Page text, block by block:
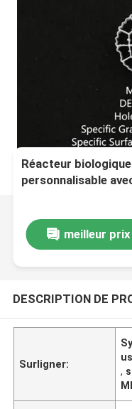
Réacteur
personnalisable
meilleur prix
DESCRIPTION DE
Surligner:
,